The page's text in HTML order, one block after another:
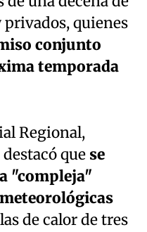
quienes
conjunto
temporada
Regional,
que se
"compleja"
de calor de tres